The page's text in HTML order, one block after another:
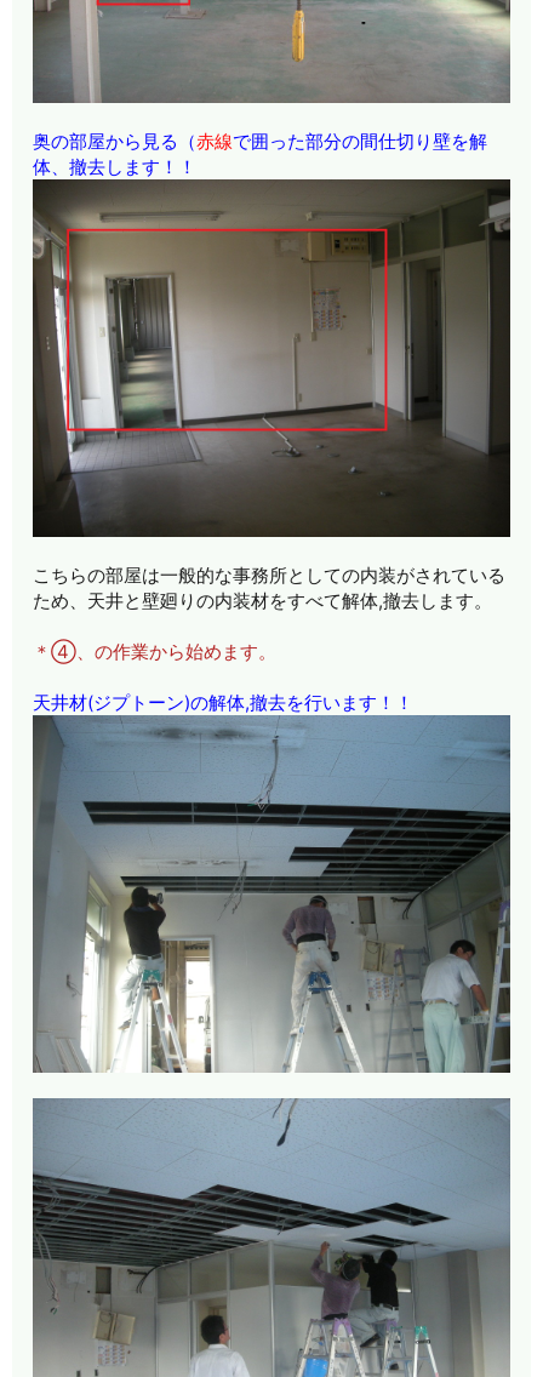
奥の部屋から見る（赤線で囲った部分の間仕切り壁を解
体、撤去します！！
こちらの部屋は一般的な事務所としての内装がされている
ため、天井と壁廻りの内装材をすべて解体,撤去します。
＊④、の作業から始めます。
天井材(ジプトーン)の解体,撤去を行います！！